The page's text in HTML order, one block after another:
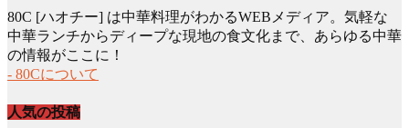
カ
イ
ブ
80C [ハオチー] は中華料理がわかるWEBメディア。気軽な
中華ランチからディープな現地の食文化まで、あらゆる中華
の情報がここに！
- 80Cについて
人気の投稿